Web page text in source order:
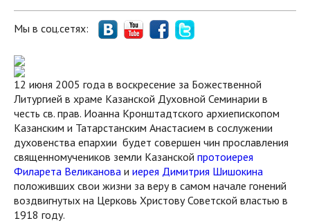
Мы в соц.сетях:
12 июня 2005 года в воскресение за Божественной
Литургией в храме Казанской Духовной Семинарии в
честь св. прав. Иоанна Кронштадтского архиепископом
Казанским и Татарстанским Анастасием в сослужении
духовенства епархии будет совершен чин прославления
священномучеников земли Казанской протоиерея
Филарета Великанова и иерея Димитрия Шишокина
положивших свои жизни за веру в самом начале гонений
воздвигнутых на Церковь Христову Советской властью в
1918 году.